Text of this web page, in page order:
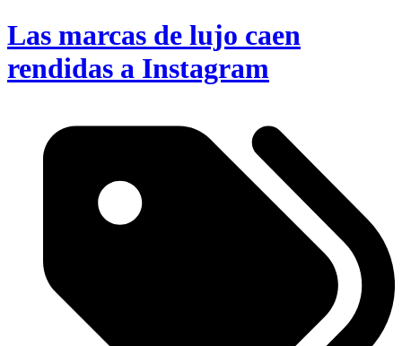
Las marcas de lujo caen
rendidas a Instagram